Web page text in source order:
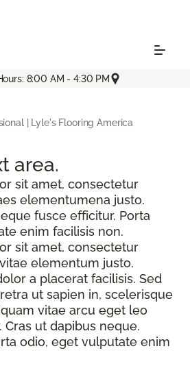
8:00 AM - 4:30 PM
| Lyle's Flooring America
area.
sit amet, consectetur
elementumena justo.
fusce efficitur. Porta
enim facilisis non.
sit amet, consectetur
elementum justo.
a placerat facilisis. Sed
ut sapien in, scelerisque
vitae arcu eget leo
ut dapibus neque.
odio, eget vulputate enim